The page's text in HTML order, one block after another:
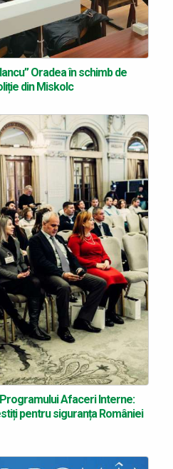
Oradea în schimb de
din Miskolc
Afaceri Interne:
pentru siguranța României